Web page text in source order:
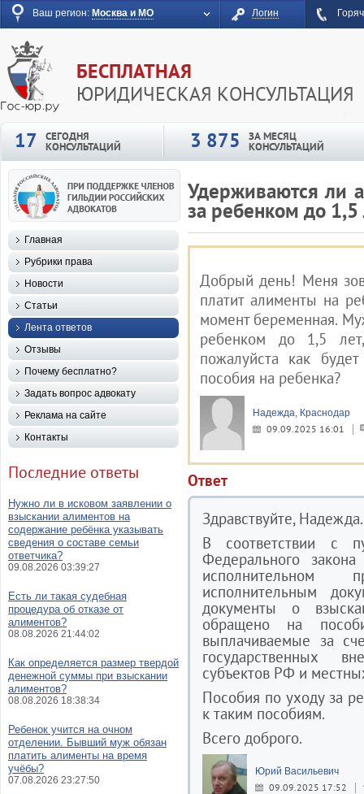
Ваш регион: Москва и МО Логин
БЕСПЛАТНАЯ
ЮРИДИЧЕСКАЯ КОНСУЛЬТАЦИЯ
17
СЕГОДНЯ
КОНСУЛЬТАЦИЙ 3 875 ЗА МЕСЯЦ
КОНСУЛЬТАЦИЙ
Удерживаются ли
за ребенком до 1,5
Добрый день! Меня
платит алименты на
момент беременная.
ребенком до 1,5
пожалуйста как
пособия на ребенка?
Надежда, Краснодар
09.09.2025 16:01
Ответ
Здравствуйте, Надежда.
В соответствии с
Федерального
исполнительном
исполнительным
документы о
обращено на
выплачиваемые за
государственных
субъектов РФ и
Пособия по уходу за
к таким пособиям.
Всего доброго.
Юрий Васильевич
09.09.2025 17:52
Главная
Рубрики права
Новости
Статьи
Лента ответов
Отзывы
Почему бесплатно?
Задать вопрос адвокату
Реклама на сайте
Контакты
Последние ответы
Нужно ли в исковом заявлении о
взыскании алиментов на
содержание ребёнка указывать
сведения о составе семьи
ответчика?
09.08.2026 03:39:27
Есть ли такая судебная
процедура об отказе от
алиментов?
08.08.2026 21:44:02
Как определяется размер твердой
денежной суммы при взыскании
алиментов?
08.08.2026 18:38:34
Ребенок учится на очном
отделении. Бывший муж обязан
платить алименты на время
учёбы?
07.08.2026 23:27:50